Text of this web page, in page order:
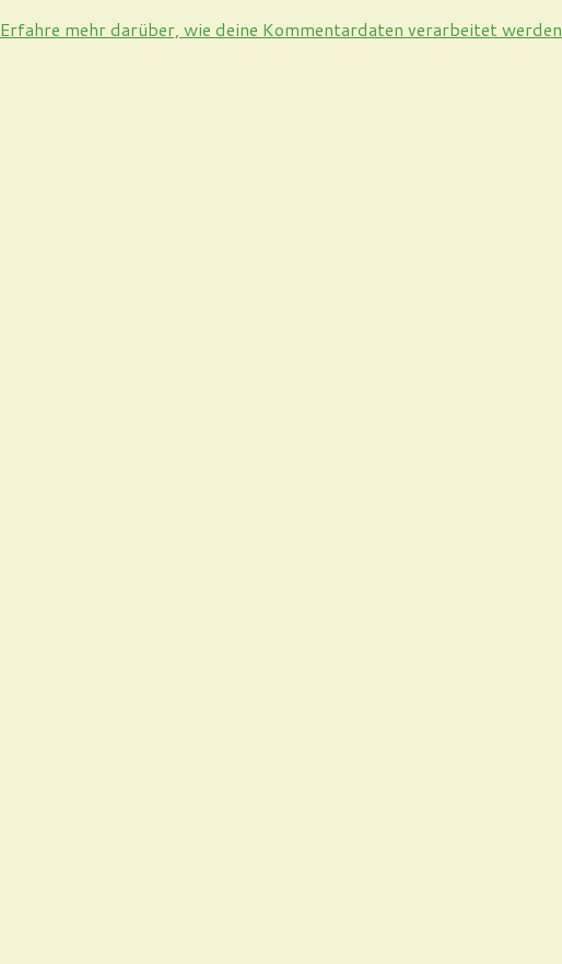
Erfahre mehr darüber, wie deine Kommentardaten verarbeitet werden